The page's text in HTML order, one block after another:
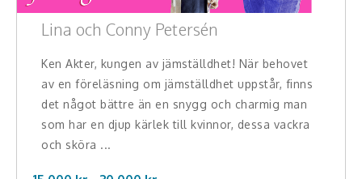
Lina och Conny Petersén
Ken Akter, kungen av jämställdhet! När behovet
av en föreläsning om jämställdhet uppstår, finns
det något bättre än en snygg och charmig man
som har en djup kärlek till kvinnor, dessa vackra
och sköra ...